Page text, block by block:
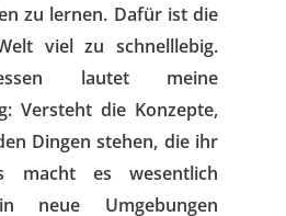
zu lernen. Dafür ist die
viel zu schnelllebig.
lautet meine
Versteht die Konzepte,
Dingen stehen, die ihr
macht es wesentlich
neue Umgebungen